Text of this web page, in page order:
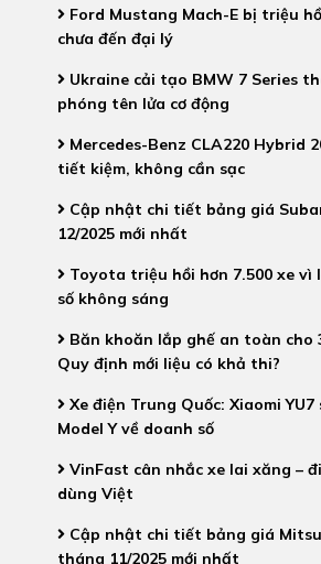
Ford Mustang Mach-E bị triệu
chưa đến đại lý
Ukraine cải tạo BMW 7 Series
phóng tên lửa cơ động
Mercedes-Benz CLA220 Hybrid
tiết kiệm, không cần sạc
Cập nhật chi tiết bảng giá
12/2025 mới nhất
Toyota triệu hồi hơn 7.500 xe
số không sáng
Băn khoăn lắp ghế an toàn cho
Quy định mới liệu có khả thi?
Xe điện Trung Quốc: Xiaomi
Model Y về doanh số
VinFast cân nhắc xe lai xăng –
dùng Việt
Cập nhật chi tiết bảng giá
tháng 11/2025 mới nhất